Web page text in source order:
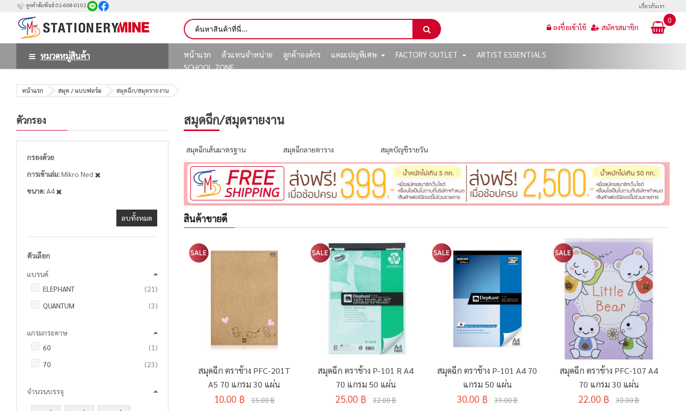
ลูกค้าสัมพันธ์ 02-668-0102 เกี่ยวกับเรา
0
ลงชื่อเข้าใช้ สมัครสมาชิก
หมวดหมู่สินค้า หน้าแรก ตัวแทนจำหน่าย ลูกค้าองค์กร แคมเปญพิเศษ FACTORY OUTLET
ARTIST ESSENTIALS
SCHOOL ZONE
หน้าแรก สมุด / แบบฟอร์ม สมุดฉีก/สมุดรายงาน
สมุดฉีก/สมุดรายงาน
สมุดฉีกเส้นมาตรฐาน สมุดฉีกลายตาราง สมุดบัญชีรายวัน
สินค้าขายดี
สมุดฉีก ตราช้าง PFC-201T
A5 70 แกรม 30 แผ่น
10.00 ฿ 15.00 ฿
สมุดฉีก ตราช้าง P-101 R A4
70 แกรม 50 แผ่น
25.00 ฿ 32.00 ฿
สมุดฉีก ตราช้าง P-101 A4 70
แกรม 50 แผ่น
30.00 ฿ 39.00 ฿
สมุดฉีก ตราช้าง PFC-107 A4
70 แกรม 30 แผ่น
22.00 ฿ 30.00 ฿
ตัวกรอง
กรองด้วย
การเข้าเล่ม Mikro Ned
ขนาด A4
ลบทั้งหมด
ตัวเลือก
แบรนด์
ELEPHANT
21 รายการ
QUANTUM
3รายการ
แกรมกระดาษ
60
1 ชิ้น
70
23รายการ
จำนวนบรรจุ